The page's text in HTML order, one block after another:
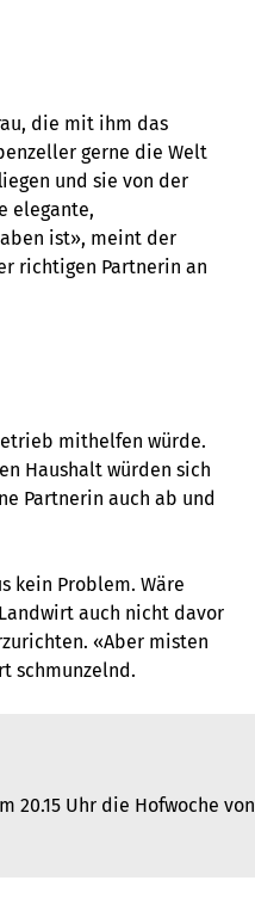
die mit ihm das
gerne die Welt
und sie von der
elegante,
ist», meint der
richtigen Partnerin an
mithelfen würde.
Haushalt würden sich
Partnerin auch ab und
kein Problem. Wäre
auch nicht davor
«Aber misten
schmunzelnd.
20.15 Uhr die Hofwoche von